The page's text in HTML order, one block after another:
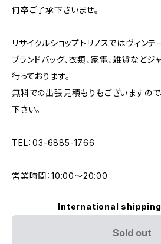
何卒ご了承下さいませ。
リサイクルショップトリノスではヴィンテ
ブランドバッグ、衣類、家電、雑貨など
行っております。
無料での出張見積もりもございますの
下さい。
TEL：03-6885-1766
営業時間：10:00〜20:00
International
Sold out